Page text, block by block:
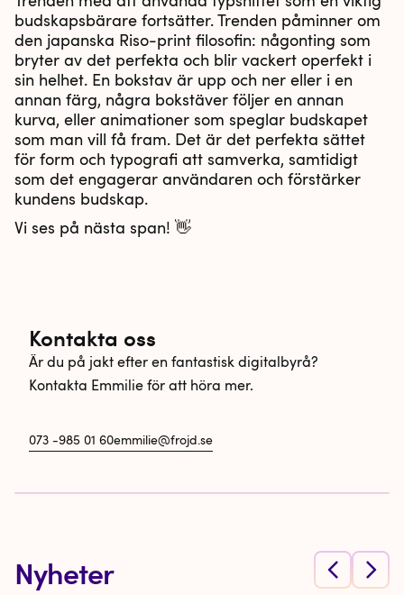
budskapsbärare fortsätter. Trenden påminner om
den japanska Riso-print filosofin: någonting som
bryter av det perfekta och blir vackert operfekt i
sin helhet. En bokstav är upp och ner eller i en
annan färg, några bokstäver följer en annan
kurva, eller animationer som speglar budskapet
som man vill få fram. Det är det perfekta sättet
för form och typografi att samverka, samtidigt
som det engagerar användaren och förstärker
kundens budskap.
Vi ses på nästa span! 👋
Kontakta oss
Är du på jakt efter en fantastisk digitalbyrå?
Kontakta Emmilie för att höra mer.
073 -985 01 60emmilie@frojd.se
Nyheter